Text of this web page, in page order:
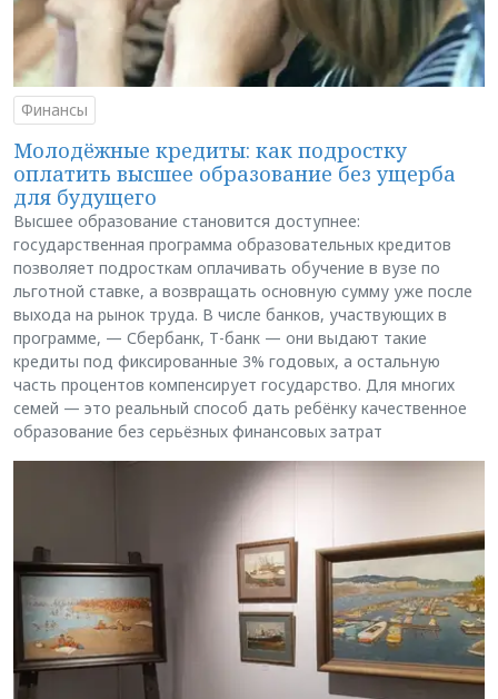
Финансы
Молодёжные кредиты: как подростку
оплатить высшее образование без ущерба
для будущего
Высшее образование становится доступнее:
государственная программа образовательных кредитов
позволяет подросткам оплачивать обучение в вузе по
льготной ставке, а возвращать основную сумму уже после
выхода на рынок труда. В числе банков, участвующих в
программе, — Сбербанк, Т-банк — они выдают такие
кредиты под фиксированные 3% годовых, а остальную
часть процентов компенсирует государство. Для многих
семей — это реальный способ дать ребёнку качественное
образование без серьёзных финансовых затрат